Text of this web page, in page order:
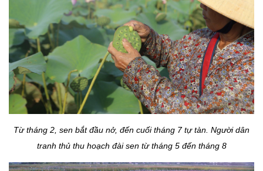
Từ tháng 2, sen bắt đầu nở, đến cuối tháng 7 tự tàn. Người dân
tranh thủ thu hoạch đài sen từ tháng 5 đến tháng 8